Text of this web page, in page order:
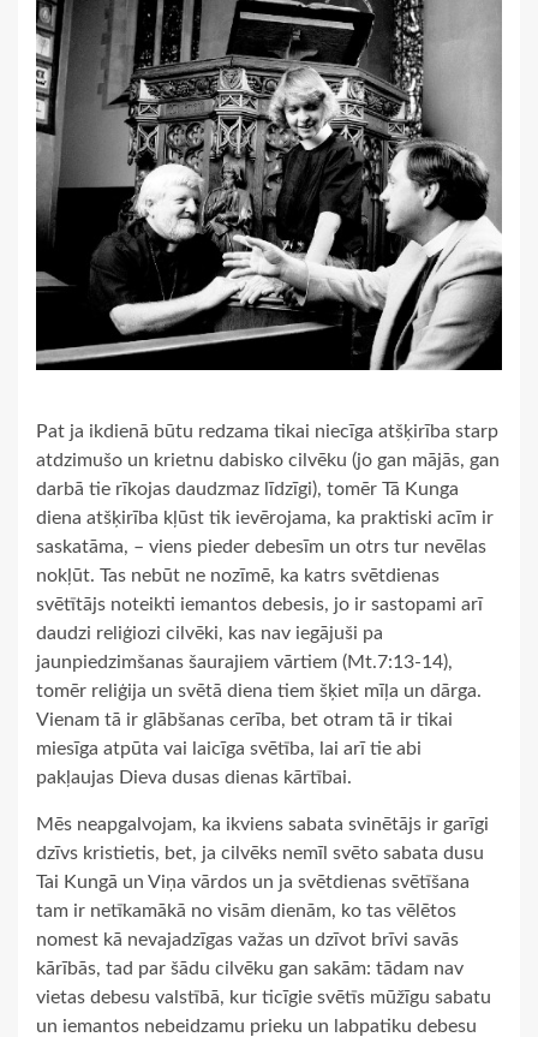
Pat ja ikdienā būtu redzama tikai niecīga atšķirība starp
atdzimušo un krietnu dabisko cilvēku (jo gan mājās, gan
darbā tie rīkojas daudzmaz līdzīgi), tomēr Tā Kunga
diena atšķirība kļūst tik ievērojama, ka praktiski acīm ir
saskatāma, – viens pieder debesīm un otrs tur nevēlas
nokļūt. Tas nebūt ne nozīmē, ka katrs svētdienas
svētītājs noteikti iemantos debesis, jo ir sastopami arī
daudzi reliģiozi cilvēki, kas nav iegājuši pa
jaunpiedzimšanas šaurajiem vārtiem (Mt.7:13-14),
tomēr reliģija un svētā diena tiem šķiet mīļa un dārga.
Vienam tā ir glābšanas cerība, bet otram tā ir tikai
miesīga atpūta vai laicīga svētība, lai arī tie abi
pakļaujas Dieva dusas dienas kārtībai.
Mēs neapgalvojam, ka ikviens sabata svinētājs ir garīgi
dzīvs kristietis, bet, ja cilvēks nemīl svēto sabata dusu
Tai Kungā un Viņa vārdos un ja svētdienas svētīšana
tam ir netīkamākā no visām dienām, ko tas vēlētos
nomest kā nevajadzīgas važas un dzīvot brīvi savās
kārībās, tad par šādu cilvēku gan sakām: tādam nav
vietas debesu valstībā, kur ticīgie svētīs mūžīgu sabatu
un iemantos nebeidzamu prieku un labpatiku debesu